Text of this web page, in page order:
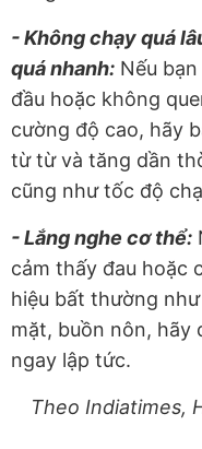
- Không chạy quá
quá nhanh: Nếu
đầu hoặc không
cường độ cao, hãy
từ từ và tăng dần
cũng như tốc độ
- Lắng nghe cơ thể:
cảm thấy đau hoặc
hiệu bất thường
mặt, buồn nôn, hãy
ngay lập tức.
Theo Indiatimes,